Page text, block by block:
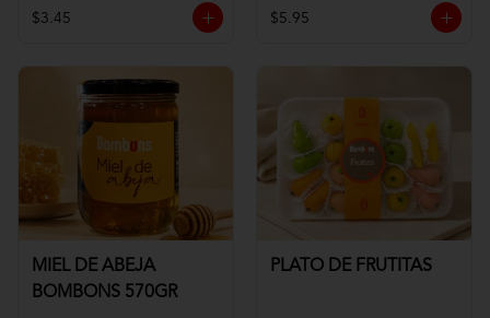
$3.45 $5.95
MIEL DE ABEJA
BOMBONS 570GR
PLATO DE FRUTITAS